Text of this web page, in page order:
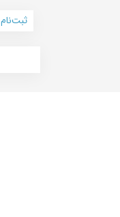
ثبت‌نام